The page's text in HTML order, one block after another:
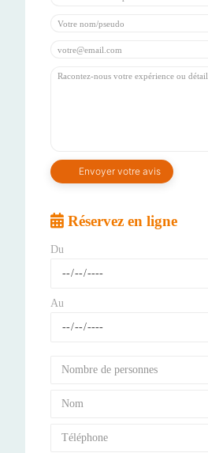
Réservez en ligne
Du
Au